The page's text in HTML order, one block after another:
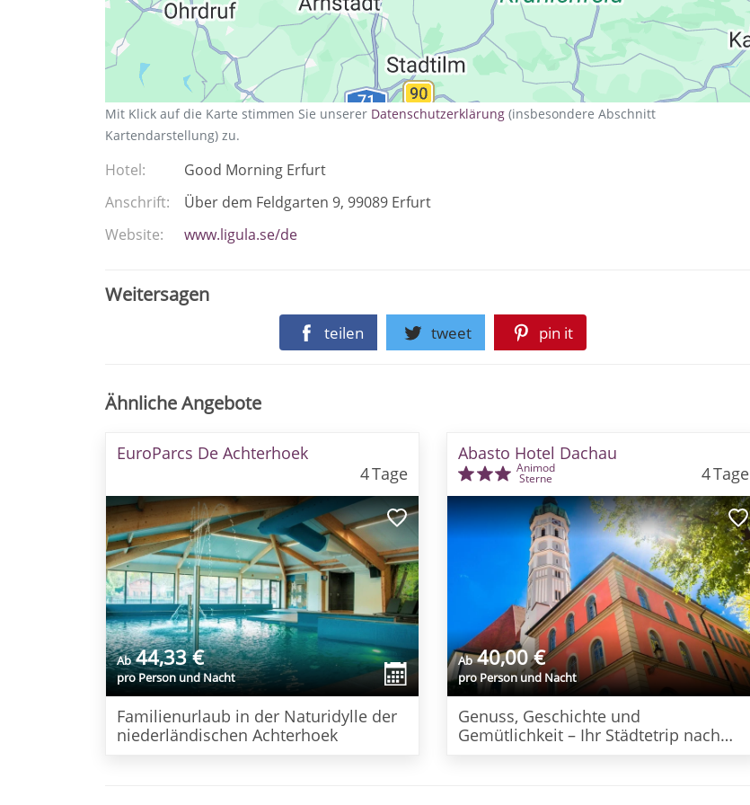
Mit Klick auf die Karte stimmen Sie unserer Datenschutzerklärung (insbesondere Abschnitt
Kartendarstellung) zu.
Hotel
Good Morning Erfurt
Anschrift
Über dem Feldgarten 9 99089 Erfurt
Website
www.ligula.se/de
Weitersagen
teilen tweet pin it
Ähnliche Angebote
EuroParcs De Achterhoek
4Tage
Ab 44,33 €
pro Person und Nacht
Familienurlaub in der Naturidylle der
niederländischen Achterhoek
Abasto Hotel Dachau
Animod
Sterne 4Tage
Ab 40,00 €
pro Person und Nacht
Genuss, Geschichte und
Gemütlichkeit – Ihr Städtetrip nach